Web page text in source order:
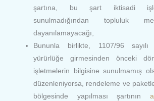
şartına, bu şart iktisadi
sunulmadığından topluluk
dayanılamayacağı,
Bununla birlikte, 1107/96 sayılı
yürürlüğe girmesinden önceki
işletmelerin bilgisine sunulmamış
düzenleniyorsa, rendeleme ve
bölgesinde yapılması şartının